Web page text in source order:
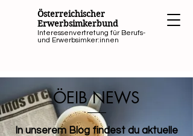
Österreichischer
Erwerbsimkerbund
Interessenvertretung für Berufs-
und Erwerbsimker:innen
ÖEIB NEWS
In unserem Blog findest du aktuelle